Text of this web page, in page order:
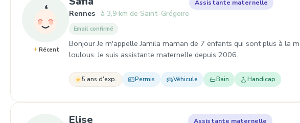
Récent
Rennes à 3,9 km de Saint-Grégoire
Assistante maternelle
Email confirmé
Bonjour Je m'appelle Jamila maman de 7 enfants qui sont plus à la
loulous. Je suis assistante maternelle depuis 2006.
5 ans d'exp. Permis Véhicule Bain Handicap
Elise , Assistante maternelle à Betton
Assistante maternelle